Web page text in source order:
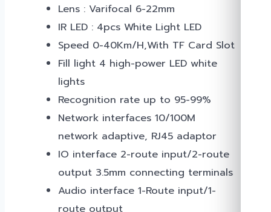
Lens : Varifocal 6-22mm
IR LED : 4pcs White Light LED
Speed 0-40Km/H,With TF Card Slot
Fill light 4 high-power LED white
lights
Recognition rate up to 95-99%
Network interfaces 10/100M
network adaptive, RJ45 adaptor
IO interface 2-route input/2-route
output 3.5mm connecting terminals
Audio interface 1-Route input/1-
route output